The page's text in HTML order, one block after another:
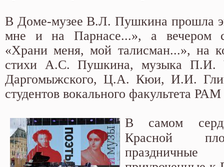
В Доме-музее В.Л. Пушкина прошла
мне и на Парнасе...», а вечером
«Храни меня, мой талисман...», на
стихи А.С. Пушкина, музыка П.И.
Даргомыжского, Ц.А. Кюи, И.И.
студентов вокального факультета
В самом
Красной